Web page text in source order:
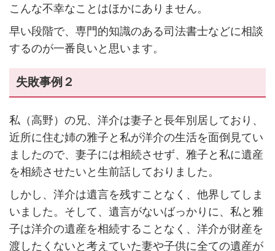
こんな不幸なことはほかにありません。
早い段階で、専門的知識のある司法書士などに相談
するのが一番良いと思います。
失敗事例２
私（高野）の兄、洋介は妻子と長年別居しており、
近所に住む姉の雅子と私が洋介の生活を面倒見てい
ましたので、妻子には相続させず、雅子と私に遺産
を相続させたいと生前話しておりました。
しかし、洋介は遺言を残すことなく、他界してしま
いました。そして、遺言がないばっかりに、私と雅
子は洋介の遺産を相続することなく、洋介が財産を
渡したくないと考えていた妻や子供に全ての遺産が